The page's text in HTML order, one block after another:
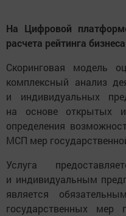
На Цифровой
расчета рейтинга
Скоринговая модель
комплексный анализ
и индивидуальных
на основе открытых
определения
МСП мер
Услуга
и индивидуальным
является
государственных